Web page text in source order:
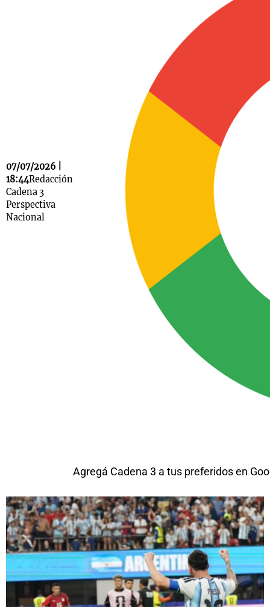
07/07/2026 |
18:44Redacción
Cadena 3
Perspectiva
Nacional
Agregá Cadena 3 a tus preferidos en
Mundial 2026
La Sole en
Cadena 3